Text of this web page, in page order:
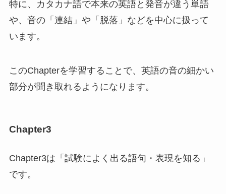
特に、カタカナ語で本来の英語と発音が違う単語
や、音の「連結」や「脱落」などを中心に扱って
います。
このChapterを学習することで、英語の音の細かい
部分が聞き取れるようになります。
Chapter3
Chapter3は「試験によく出る語句・表現を知る」
です。